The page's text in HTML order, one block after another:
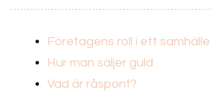
Företagens roll i ett
Hur man säljer guld
Vad är råspont?